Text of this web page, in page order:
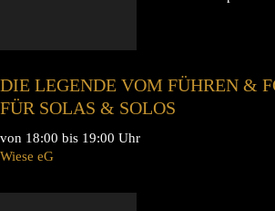
DIE LEGENDE VOM FÜHREN &
FÜR SOLAS & SOLOS
von 18:00 bis 19:00 Uhr
Wiese eG